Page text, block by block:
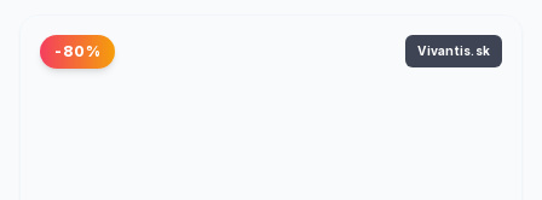
-80% Vivantis.sk